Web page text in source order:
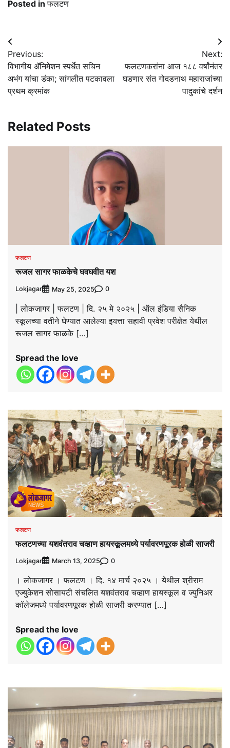
Posted inफलटण
Post
navigation
Previous:
विभागीय ॲनिमेशन स्पर्धेत सचिन
अभंग यांचा डंका; सांगलीत पटकावला
प्रथम क्रमांक
Next:
फलटणकरांना आज १८८ वर्षांनंतर
घडणार संत गोदडनाथ महाराजांच्या
पादुकांचे दर्शन
Related Posts
फलटण
रूजल सागर फाळकेचे घवघवीत यश
Lokjagar May 25, 2025 0
| लोकजागर | फलटण | दि. २५ मे २०२५ | ऑल इंडिया सैनिक
स्कूलच्या वतीने घेण्यात आलेल्या इयत्ता सहावी प्रवेश परीक्षेत येथील
रूजल सागर फाळके […]
Spread the love
फलटण
फलटणच्या यशवंतराव चव्हाण हायस्कूलमध्ये पर्यावरणपूरक होळी साजरी
Lokjagar March 13, 2025 0
। लोकजागर । फलटण । दि. १४ मार्च २०२५ । येथील श्रीराम
एज्युकेशन सोसायटी संचलित यशवंतराव चव्हाण हायस्कूल व ज्युनिअर
कॉलेजमध्ये पर्यावरणपूरक होळी साजरी करण्यात […]
Spread the love